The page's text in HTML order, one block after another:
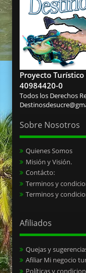
Proyecto Turístico
40984420-0
Todos los Derechos
Sobre Nosotros
Quienes Somos
Misión y Visión.
Contácto:
Terminos y
Terminos y
Afiliados
Quejas y
Afiliar Mi negocio
Políticas y